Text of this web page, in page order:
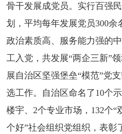
骨干发展成党员。实行百强
划，平均每年发展党员300余
政治素质高、服务能力强的
工入党，共发展“两企三新”
展自治区坚强堡垒“模范”党
选工作。自治区命名了10个
楼宇、2个专业市场，132个“
个好”社会组织党组织，表彰